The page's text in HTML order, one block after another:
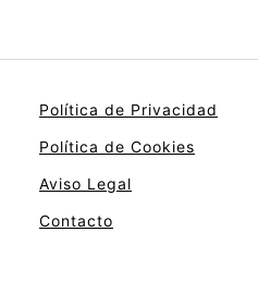
Política de Privacidad
Política de Cookies
Aviso Legal
Contacto